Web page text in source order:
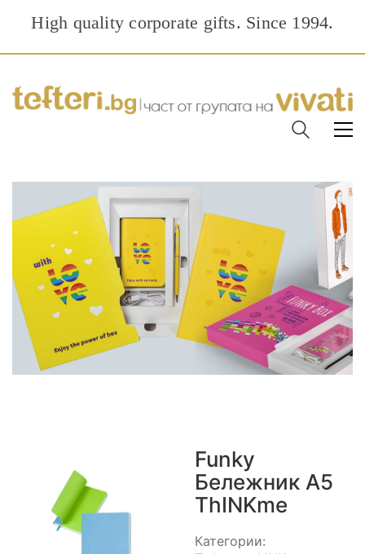
High quality corporate gifts. Since 1994.
Funky
Бележник А5
ThINKme
Категории: